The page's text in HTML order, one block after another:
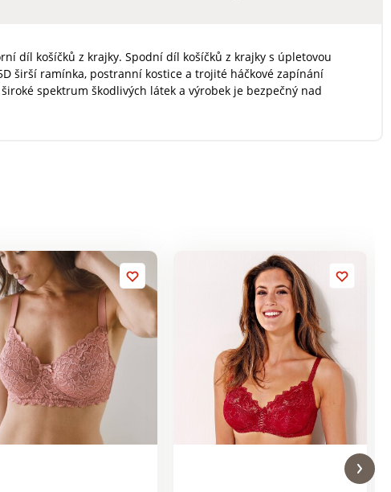
díl košíčků z krajky. Spodní díl košíčků z krajky s úpletovou
širší ramínka, postranní kostice a trojité háčkové zapínání
spektrum škodlivých látek a výrobek je bezpečný nad